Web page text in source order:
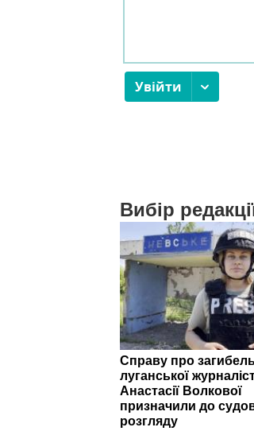
Вибір
Справу про
луганської
Анастасії Волкової
призначили до
розгляду